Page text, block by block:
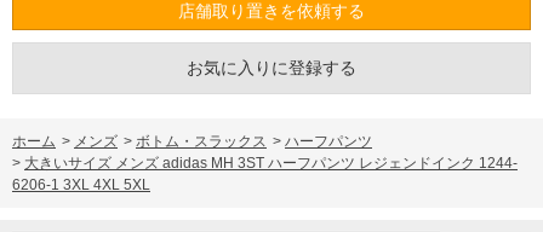
店舗取り置きを依頼する
お気に入りに登録する
ホーム > メンズ > ボトム・スラックス > ハーフパンツ
> 大きいサイズ メンズ adidas MH 3ST ハーフパンツ レジェンドインク 1244-
6206-1 3XL 4XL 5XL